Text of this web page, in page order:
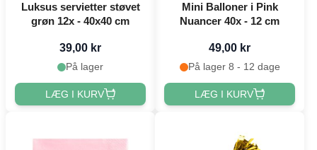
Luksus servietter støvet
grøn 12x - 40x40 cm
39,00 kr
På lager
LÆG I KURV
Mini Balloner i Pink
Nuancer 40x - 12 cm
49,00 kr
På lager 8 - 12 dage
LÆG I KURV